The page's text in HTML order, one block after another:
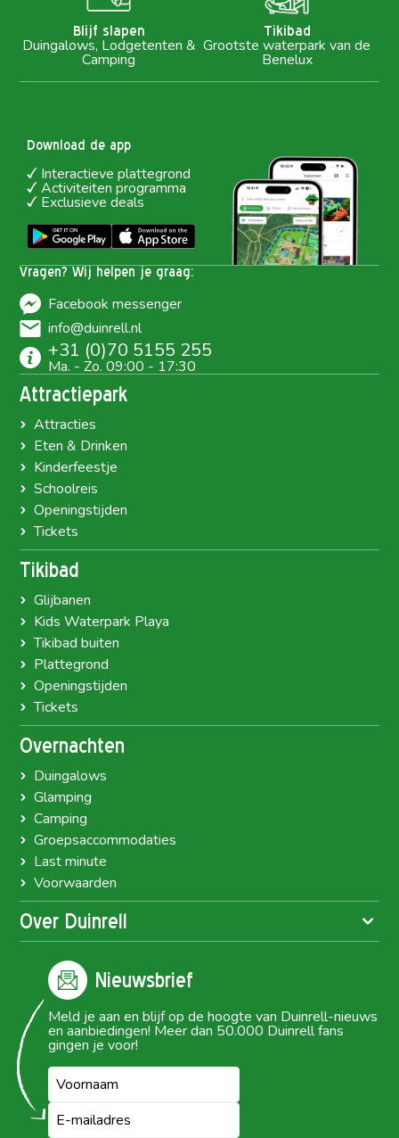
Blijf slapen
Duingalows, Lodgetenten &
Camping
Tikibad
Grootste waterpark van de
Benelux
Vragen? Wij helpen je graag:
Facebook messenger
info@duinrell.nl
+31 (0)70 5155 255
Ma. - Zo. 09:00 - 17:30
Download de app
Interactieve plattegrond
Activiteiten programma
Exclusieve deals
Attractiepark
Attracties
Eten & Drinken
Kinderfeestje
Schoolreis
Openingstijden
Tickets
Tikibad
Glijbanen
Kids Waterpark Playa
Tikibad buiten
Plattegrond
Openingstijden
Tickets
Overnachten
Duingalows
Glamping
Camping
Groepsaccommodaties
Last minute
Voorwaarden
Over Duinrell
Nieuwsbrief
Meld je aan en blijf op de hoogte van Duinrell-nieuws
en aanbiedingen! Meer dan 50.000 Duinrell fans
gingen je voor!